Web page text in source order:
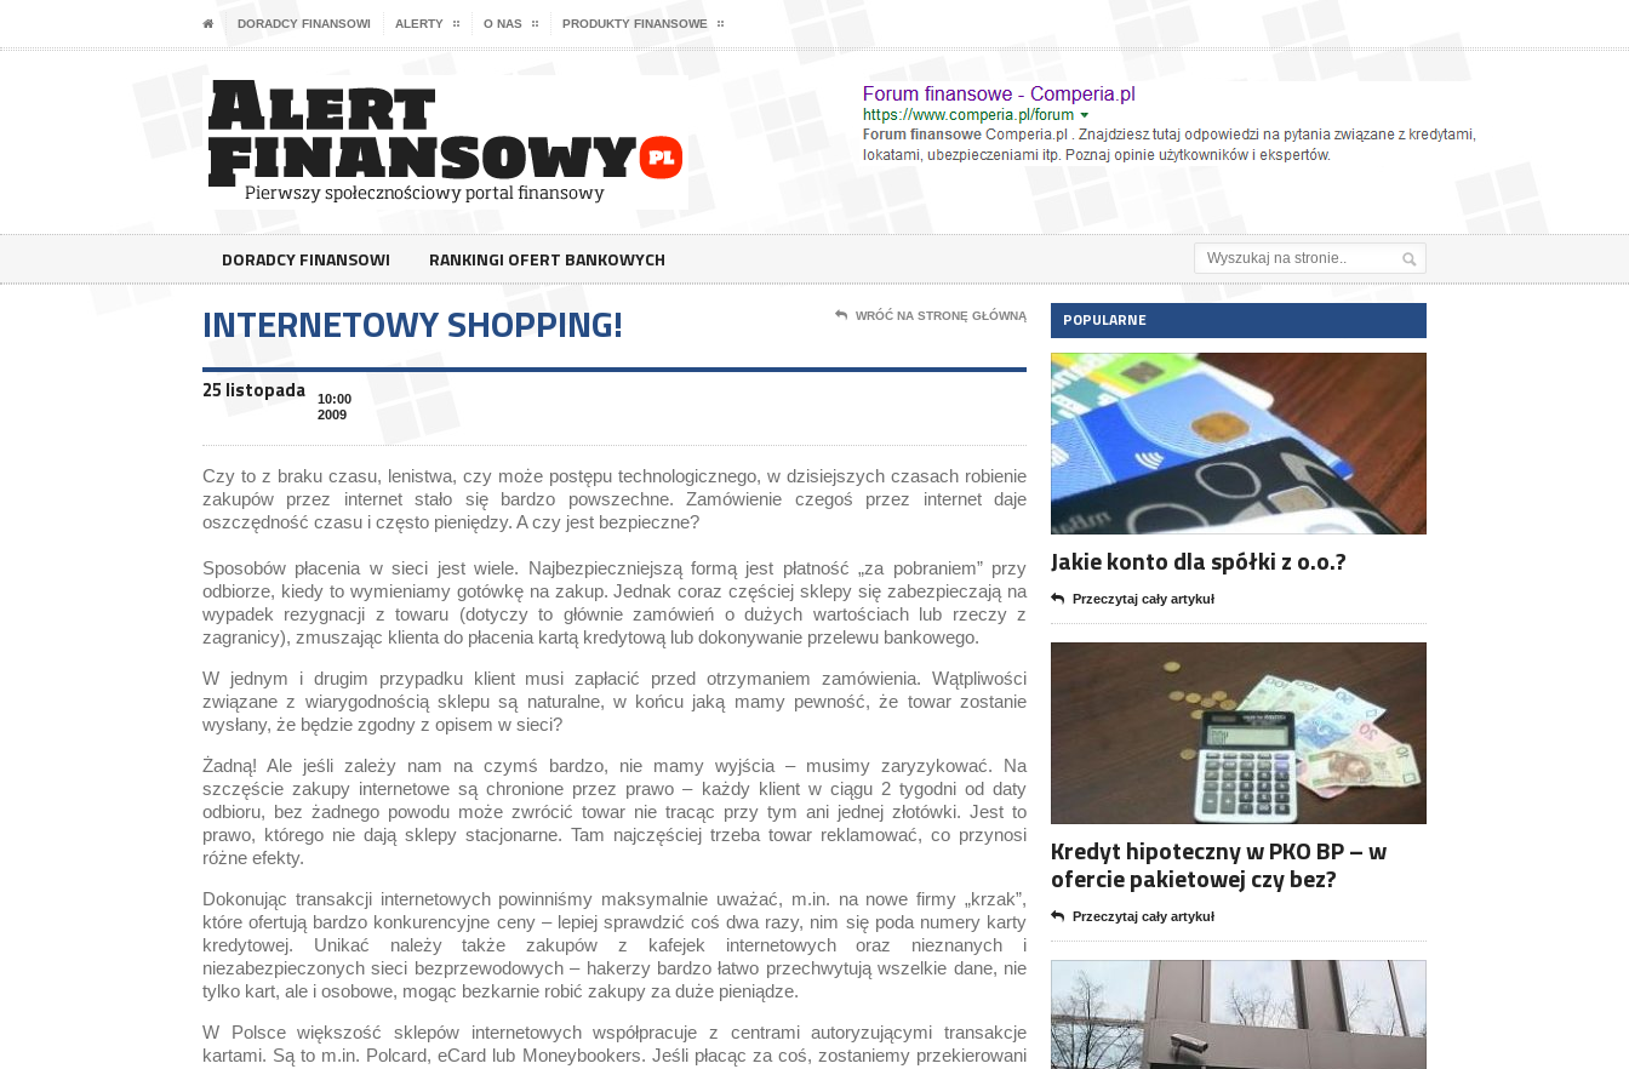
DORADCY FINANSOWI ALERTY O NAS PRODUKTY FINANSOWE
DORADCY FINANSOWI RANKINGI OFERT BANKOWYCH
INTERNETOWY SHOPPING! WRÓĆ NA STRONĘ GŁÓWNĄ
25 listopada
10:00
2009
Czy to z braku czasu, lenistwa, czy może postępu technologicznego, w dzisiejszych czasach robienie
zakupów przez internet stało się bardzo powszechne. Zamówienie czegoś przez internet daje
oszczędność czasu i często pieniędzy. A czy jest bezpieczne?
Sposobów płacenia w sieci jest wiele. Najbezpieczniejszą formą jest płatność „za pobraniem” przy
odbiorze, kiedy to wymieniamy gotówkę na zakup. Jednak coraz częściej sklepy się zabezpieczają na
wypadek rezygnacji z towaru (dotyczy to głównie zamówień o dużych wartościach lub rzeczy z
zagranicy), zmuszając klienta do płacenia kartą kredytową lub dokonywanie przelewu bankowego.
W jednym i drugim przypadku klient musi zapłacić przed otrzymaniem zamówienia. Wątpliwości
związane z wiarygodnością sklepu są naturalne, w końcu jaką mamy pewność, że towar zostanie
wysłany, że będzie zgodny z opisem w sieci?
Żadną! Ale jeśli zależy nam na czymś bardzo, nie mamy wyjścia – musimy zaryzykować. Na
szczęście zakupy internetowe są chronione przez prawo – każdy klient w ciągu 2 tygodni od daty
odbioru, bez żadnego powodu może zwrócić towar nie tracąc przy tym ani jednej złotówki. Jest to
prawo, którego nie dają sklepy stacjonarne. Tam najczęściej trzeba towar reklamować, co przynosi
różne efekty.
Dokonując transakcji internetowych powinniśmy maksymalnie uważać, m.in. na nowe firmy „krzak”,
które ofertują bardzo konkurencyjne ceny – lepiej sprawdzić coś dwa razy, nim się poda numery karty
kredytowej. Unikać należy także zakupów z kafejek internetowych oraz nieznanych i
niezabezpieczonych sieci bezprzewodowych – hakerzy bardzo łatwo przechwytują wszelkie dane, nie
tylko kart, ale i osobowe, mogąc bezkarnie robić zakupy za duże pieniądze.
W Polsce większość sklepów internetowych współpracuje z centrami autoryzującymi transakcje
kartami. Są to m.in. Polcard, eCard lub Moneybookers. Jeśli płacąc za coś, zostaniemy przekierowani
POPULARNE
Jakie konto dla spółki z o.o.?
Przeczytaj cały artykuł
Kredyt hipoteczny w PKO BP – w
ofercie pakietowej czy bez?
Przeczytaj cały artykuł